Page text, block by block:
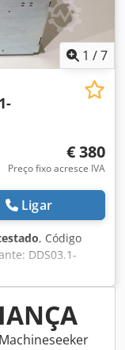
1 /7
€ 380
Preço fixo acresce IVA
Ligar
, Código
DDS03.1-
Não
um serviço de
D H Auopfx